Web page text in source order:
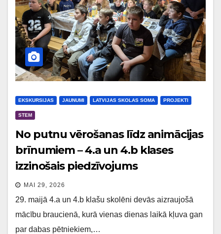
EKSKURSIJAS JAUNUMI LATVIJAS SKOLAS SOMA PROJEKTI
STEM
No putnu vērošanas līdz animācijas
brīnumiem – 4.a un 4.b klases
izzinošais piedzīvojums
MAI 29, 2026
29. maijā 4.a un 4.b klašu skolēni devās aizraujošā
mācību braucienā, kurā vienas dienas laikā kļuva gan
par dabas pētniekiem,…